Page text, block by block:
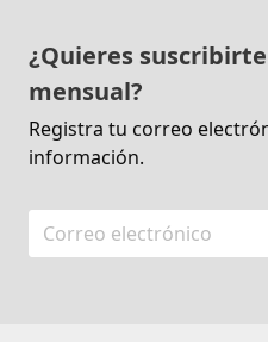
¿Quieres
mensual?
Registra tu correo
información.